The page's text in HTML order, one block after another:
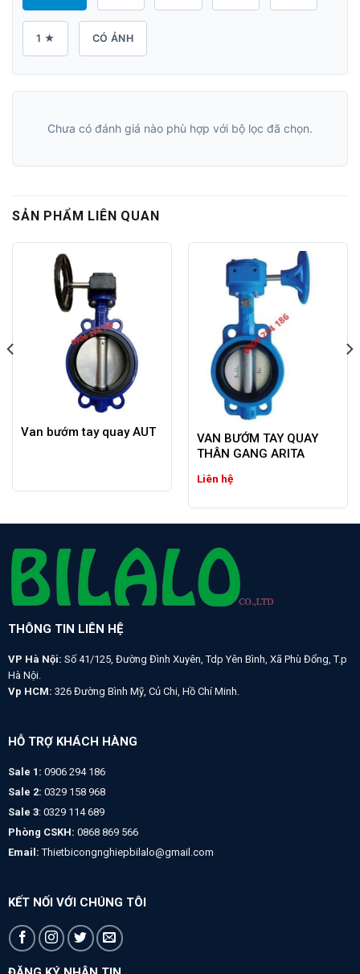
1 ★ CÓ ẢNH
Chưa có đánh giá nào phù hợp với bộ lọc đã chọn.
SẢN PHẨM LIÊN QUAN
Van bướm tay quay AUT
VAN BƯỚM TAY QUAY
THÂN GANG ARITA
Liên hệ
THÔNG TIN LIÊN HỆ
VP Hà Nội: Số 41/125, Đường Đình Xuyên, Tdp Yên Bình, Xã Phù Đổng, T.p
Hà Nội.
Vp HCM: 326 Đường Bình Mỹ, Củ Chi, Hồ Chí Minh.
HỖ TRỢ KHÁCH HÀNG
Sale 1: 0906 294 186
Sale 2: 0329 158 968
Sale 3: 0329 114 689
Phòng CSKH: 0868 869 566
Email: Thietbicongnghiepbilalo@gmail.com
KẾT NỐI VỚI CHÚNG TÔI